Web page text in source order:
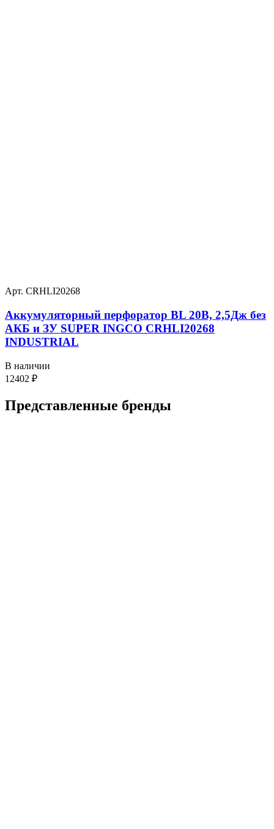
Арт. CRHLI20268
Аккумуляторный перфоратор BL 20В, 2,5Дж без
АКБ и ЗУ SUPER INGCO CRHLI20268
INDUSTRIAL
В наличии
12402 ₽
Представленные бренды